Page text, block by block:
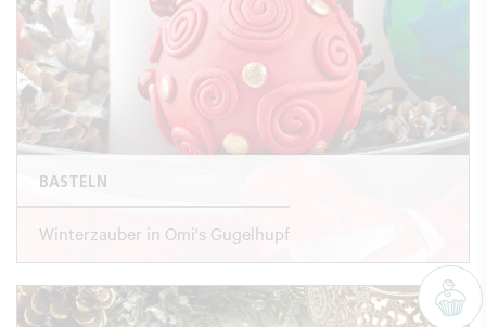
BASTELN
Winterzauber in Omi's Gugelhupf